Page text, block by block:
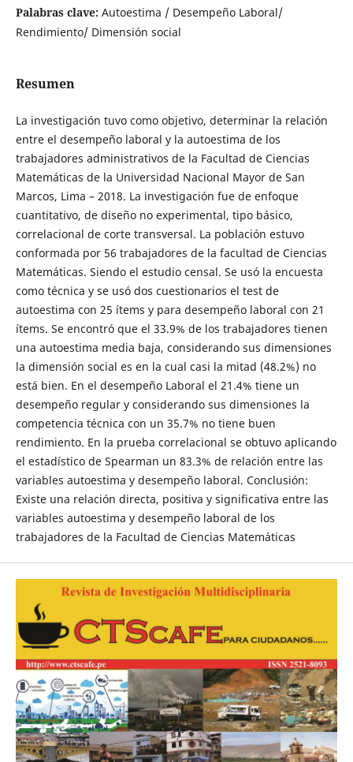
Palabras clave: Autoestima / Desempeño Laboral/
Rendimiento/ Dimensión social
Resumen
La investigación tuvo como objetivo, determinar la relación
entre el desempeño laboral y la autoestima de los
trabajadores administrativos de la Facultad de Ciencias
Matemáticas de la Universidad Nacional Mayor de San
Marcos, Lima – 2018. La investigación fue de enfoque
cuantitativo, de diseño no experimental, tipo básico,
correlacional de corte transversal. La población estuvo
conformada por 56 trabajadores de la facultad de Ciencias
Matemáticas. Siendo el estudio censal. Se usó la encuesta
como técnica y se usó dos cuestionarios el test de
autoestima con 25 ítems y para desempeño laboral con 21
ítems. Se encontró que el 33.9% de los trabajadores tienen
una autoestima media baja, considerando sus dimensiones
la dimensión social es en la cual casi la mitad (48.2%) no
está bien. En el desempeño Laboral el 21.4% tiene un
desempeño regular y considerando sus dimensiones la
competencia técnica con un 35.7% no tiene buen
rendimiento. En la prueba correlacional se obtuvo aplicando
el estadístico de Spearman un 83.3% de relación entre las
variables autoestima y desempeño laboral. Conclusión:
Existe una relación directa, positiva y significativa entre las
variables autoestima y desempeño laboral de los
trabajadores de la Facultad de Ciencias Matemáticas